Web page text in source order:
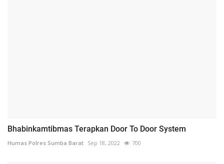
Bhabinkamtibmas Terapkan Door To Door System
Humas Polres Sumba Barat Sep 18, 2022 700